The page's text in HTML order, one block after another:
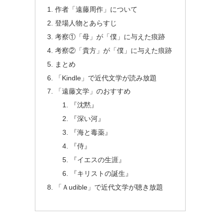
作者「遠藤周作」について
登場人物とあらすじ
考察①「母」が「僕」に与えた痕跡
考察②「貴方」が「僕」に与えた痕跡
まとめ
「Kindle」で近代文学が読み放題
「遠藤文学」のおすすめ
『沈黙』
『深い河』
『海と毒薬』
『侍』
『イエスの生涯』
『キリストの誕生』
「Ａudible」で近代文学が聴き放題